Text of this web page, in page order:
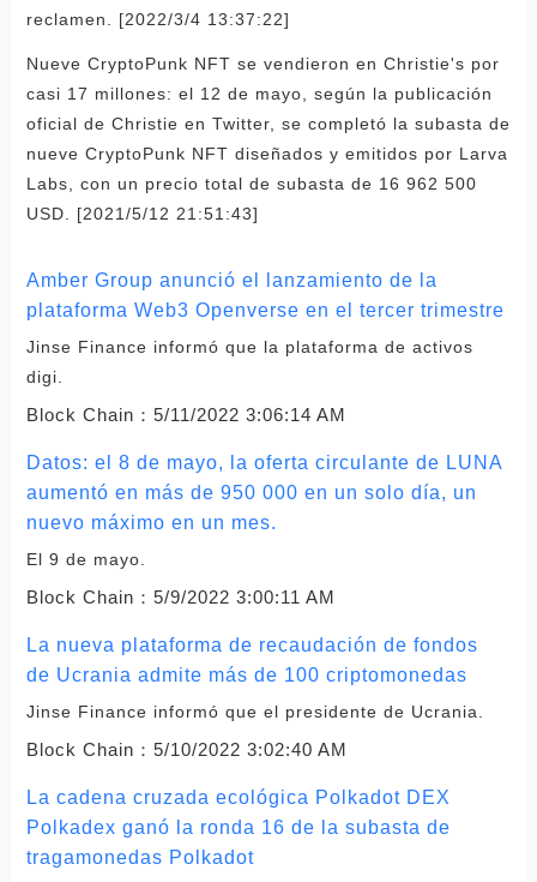
reclamen. [2022/3/4 13:37:22]
Nueve CryptoPunk NFT se vendieron en Christie's por
casi 17 millones: el 12 de mayo, según la publicación
oficial de Christie en Twitter, se completó la subasta de
nueve CryptoPunk NFT diseñados y emitidos por Larva
Labs, con un precio total de subasta de 16 962 500
USD. [2021/5/12 21:51:43]
Amber Group anunció el lanzamiento de la
plataforma Web3 Openverse en el tercer trimestre
Jinse Finance informó que la plataforma de activos
digi.
Block Chain： 5/11/2022 3:06:14 AM
Datos: el 8 de mayo, la oferta circulante de LUNA
aumentó en más de 950 000 en un solo día, un
nuevo máximo en un mes.
El 9 de mayo.
Block Chain： 5/9/2022 3:00:11 AM
La nueva plataforma de recaudación de fondos
de Ucrania admite más de 100 criptomonedas
Jinse Finance informó que el presidente de Ucrania.
Block Chain： 5/10/2022 3:02:40 AM
La cadena cruzada ecológica Polkadot DEX
Polkadex ganó la ronda 16 de la subasta de
tragamonedas Polkadot